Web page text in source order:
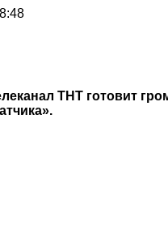
ТНТ готовит